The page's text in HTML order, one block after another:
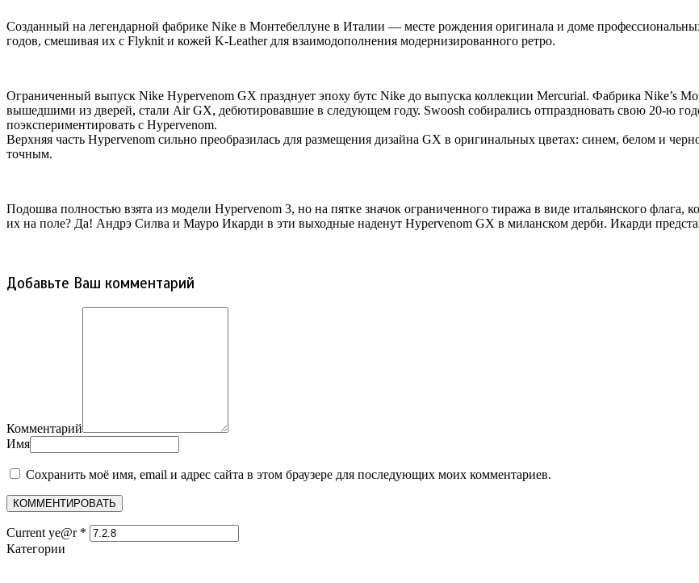
Созданный на легендарной фабрике Nike в Монтебеллуне в Италии — месте рождения оригинала и доме
годов, смешивая их с Flyknit и кожей K-Leather для взаимодополнения модернизированного ретро.
Ограниченный выпуск Nike Hypervenom GX празднует эпоху бутс Nike до выпуска коллекции Mercurial. Фабрика Nike’s
вышедшими из дверей, стали Air GX, дебютировавшие в следующем году. Swoosh собирались отпраздновать свою 20-ю
поэкспериментировать с Hypervenom.
Верхняя часть Hypervenom сильно преобразилась для размещения дизайна GX в оригинальных цветах: синем, белом и
точным.
Подошва полностью взята из модели Hypervenom 3, но на пятке значок ограниченного тиража в виде итальянского
их на поле? Да! Андрэ Силва и Мауро Икарди в эти выходные наденут Hypervenom GX в миланском дерби. Икарди
Добавьте Ваш комментарий
Комментарий
Имя
Сохранить моё имя, email и адрес сайта в этом браузере для последующих моих комментариев.
Current ye@r *
Категории